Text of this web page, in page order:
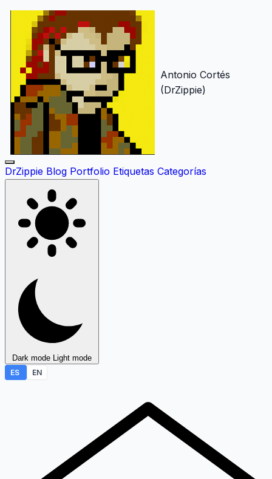
Antonio Cortés
(DrZippie)
DrZippie Blog Portfolio Etiquetas Categorías
Dark mode Light mode
ES
EN